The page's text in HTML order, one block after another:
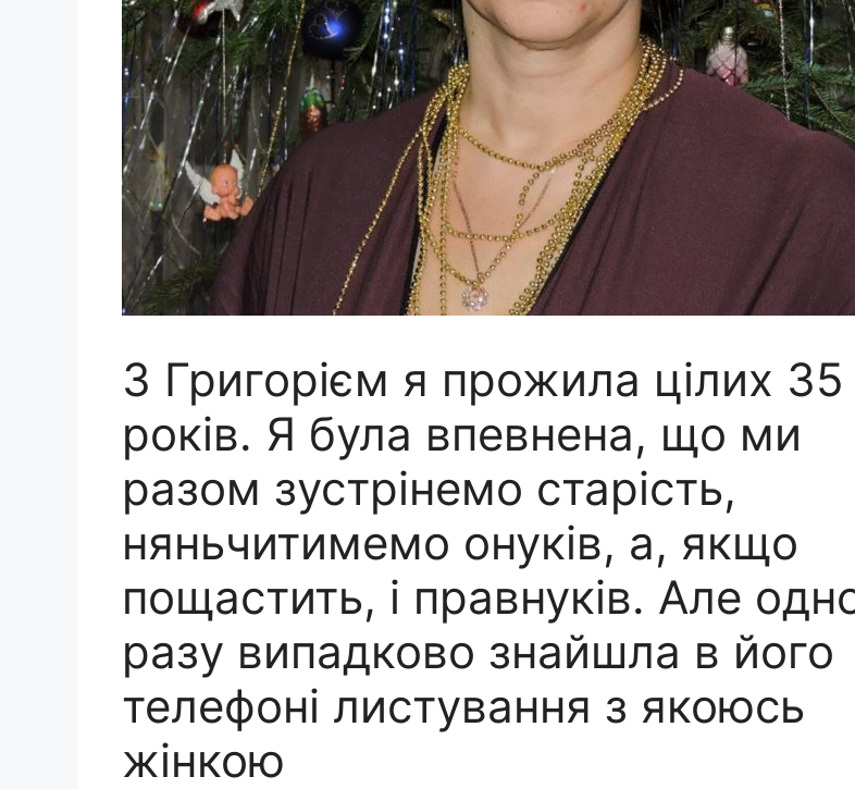
З Григорієм я прожила цілих 35
років. Я була впевнена, що ми
разом зустрінемо старість,
няньчитимемо онуків, а, якщо
пощастить, і правнуків. Але
разу випадково знайшла в його
телефоні листування з якоюсь
жінкою